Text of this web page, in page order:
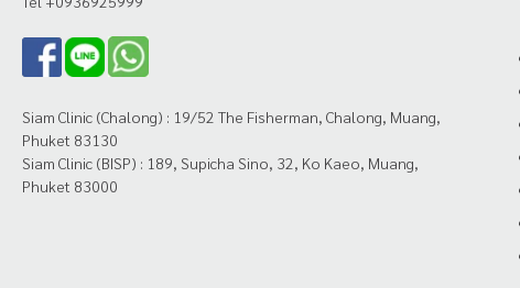
Siam Clinic (Chalong) : 19/52 The Fisherman, Chalong, Muang,
Phuket 83130
Siam Clinic (BISP) : 189, Supicha Sino, 32, Ko Kaeo, Muang,
Phuket 83000